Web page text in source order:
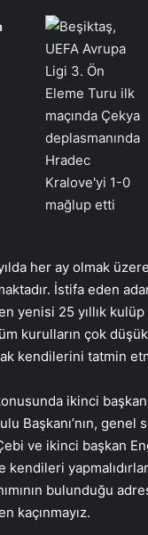
her ay olmak
İstifa eden
yenisi 25 yıllık
kurulların çok
kendilerini tatmin
ikinci
Başkanı’nın,
ve ikinci başkan
bulunduğu
kaçınmayız.